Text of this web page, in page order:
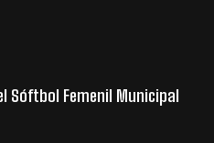
Sóftbol Femenil Municipal